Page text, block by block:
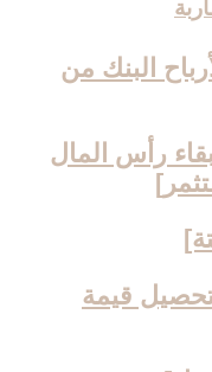
لأرباح البنك من
لبقاء رأس المال
لتحصيل قيمة